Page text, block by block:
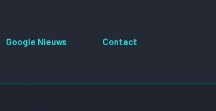
Google Nieuws Contact